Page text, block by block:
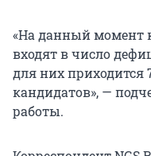
«На данный момент
входят в число
для них приходится
кандидатов», —
работы.